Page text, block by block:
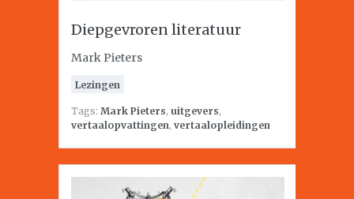
Diepgevroren literatuur
Mark Pieters
Lezingen
Tags: Mark Pieters, uitgevers,
vertaalopvattingen, vertaalopleidingen